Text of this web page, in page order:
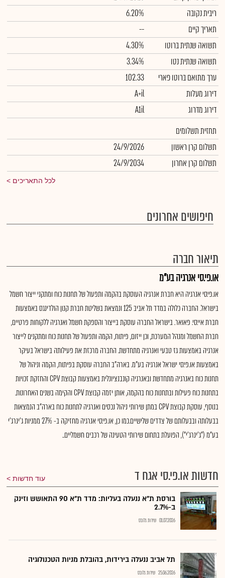
ריבית נקובה
6.20%
תאריך קיים
--
תשואה שנתית ברוטו
4.30%
תשואה שנתית נטו
3.34%
ערך מתואם ברוטו פארי
102.33
דירוג מעלות
A+il
דירוג מדרוג
A1il
תחזית תשלומים
תשלום קרן ראשון
24/9/2026
תשלום קרן אחרון
24/9/2034
לכל התאריכים
חיפושים אחרונים
תיאור חברה
או.פי.סי אנרגיה בע"מ
או.פי.סי אנרגיה היא חברת אנרגיה העוסקת בהקמה ותפעול של תחנות כוח ומתקני ייצור חשמל
בישראל. החברה כלולה במדד תל אביב 125 ונמצאת בשליטת חברת קנון הולדינגס באמצעות
חברת איי.סי. פאואר. בישראל החברה עוסקת בייצור והספקת חשמל ואנרגיה ללקוחות פרטיים,
חברת החשמל ומנהל המערכת, וכן ייזום, פיתוח, הקמה ותפעול של תחנות כוח ומתקנים לייצור
אנרגיה באמצעות גז טבעי ואנרגיה מתחדשת. החברה מרכזת את פעילותה בישראל בעיקר
באמצעות או.פי.סי ישראל אנרגיה בע"מ. בארה"ב החברה עוסקת בפיתוח, הקמה וניהול של
תחנות כוח באנרגיה מתחדשת ובאנרגיה קונבנציונלית באמצעות קבוצת CPV והחזקת זכויות
בתחנות כוח פעילות ובתחנות כוח בהקמה, אותן יזמה קבוצת CPV והקימה בשנים האחרונות.
בנוסף, עוסקת קבוצת CPV במתן שירותי ניהול נכסים ואנרגיה לתחנות כוח בארה"ב הנמצאות
בבעלותה ובבעלותם של צדדים שלישיים.כמו כן, או.פי.סי אנרגיה מחזיקה ב- 27% ממניות ג'ינרג'י
בע"מ ("ג'ינרג'י"), הפועלת בתחום שירותי הטעינה של רכבים חשמליים..
חדשות או.פי.סי אגח ד עוד חדשות
בורסת ת"א ננעלה בעליות: מדד ת"א 90 התאושש וזינק
ב-2.7%
01.07.2026 שירות גלובס
תל אביב ננעלה בירידות, בהובלת מניות הטכנולוגיה
25.06.2026 שירות גלובס